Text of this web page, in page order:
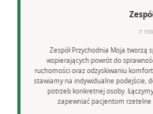
7
Zespół Przychodnia Moja tworzą
wspierających powrót do
ruchomości oraz odzyskiwaniu
stawiamy na indywidualne podejście,
potrzeb konkretnej osoby.
zapewniać pacjentom